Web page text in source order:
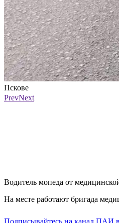
Пскове
Фото: ПАИ
PrevNext
Водитель мопеда от
На месте работают бригада
Подписывайтесь на канал ПАИ